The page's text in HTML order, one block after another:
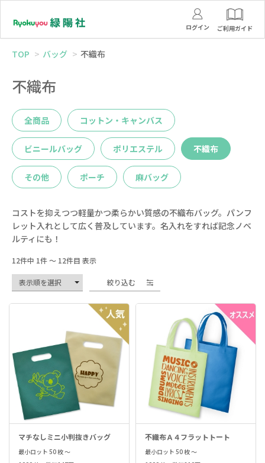
ログイン ご利用ガイド
TOP バッグ 不織布
不織布
全商品 コットン・キャンバス
ビニールバッグ ポリエステル 不織布
その他 ポーチ 麻バッグ
コストを抑えつつ軽量かつ柔らかい質感の不織布バッグ。パンフ
レット入れとして広く普及しています。名入れをすれば記念ノベ
ルティにも！
12件中 1件 ～ 12件目 表示
絞り込む
マチなしミニ小判抜きバッグ
最小ロット 50 枚 ～
不織布Ａ４フラットトート
最小ロット 50 枚 ～